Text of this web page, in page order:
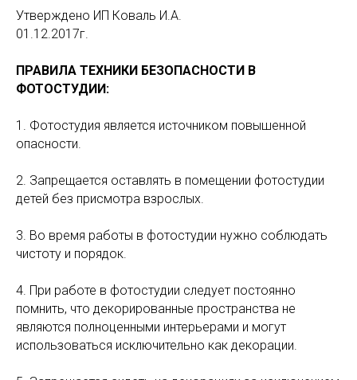
Утверждено ИП Коваль И.А.
01.12.2017г.
ПРАВИЛА ТЕХНИКИ БЕЗОПАСНОСТИ В
ФОТОСТУДИИ:
1. Фотостудия является источником повышенной
опасности.
2. Запрещается оставлять в помещении фотостудии
детей без присмотра взрослых.
3. Во время работы в фотостудии нужно соблюдать
чистоту и порядок.
4. При работе в фотостудии следует постоянно
помнить, что декорированные пространства не
являются полноценными интерьерами и могут
использоваться исключительно как декорации.